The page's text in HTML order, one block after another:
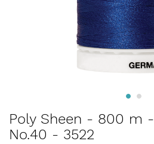
Zum
Anfang
der
Poly Sheen - 800 m -
No.40 - 3522